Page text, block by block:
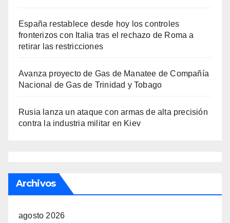
España restablece desde hoy los controles
fronterizos con Italia tras el rechazo de Roma a
retirar las restricciones
Avanza proyecto de Gas de Manatee de Compañía
Nacional de Gas de Trinidad y Tobago
Rusia lanza un ataque con armas de alta precisión
contra la industria militar en Kiev
Archivos
agosto 2026